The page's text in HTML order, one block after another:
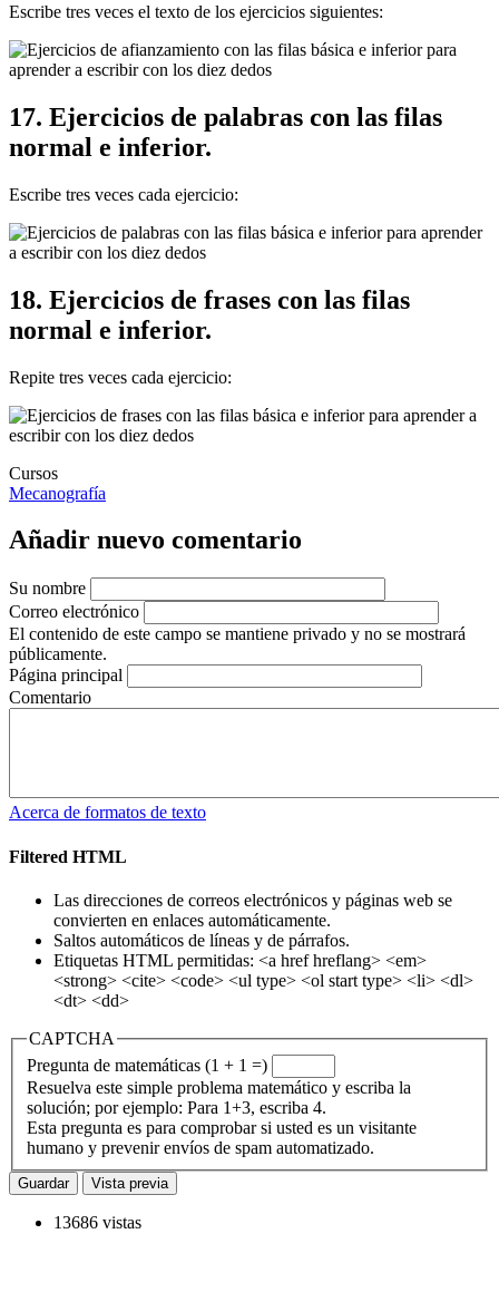
Escribe tres veces el texto de los ejercicios siguientes:
17. Ejercicios de palabras con las filas
normal e inferior.
Escribe tres veces cada ejercicio:
18. Ejercicios de frases con las filas
normal e inferior.
Repite tres veces cada ejercicio:
Cursos
Mecanografía
Añadir nuevo comentario
Su nombre
Correo electrónico
El contenido de este campo se mantiene privado y no se mostrará
públicamente.
Página principal
Comentario
Acerca de formatos de texto
Filtered HTML
Las direcciones de correos electrónicos y páginas web se
convierten en enlaces automáticamente.
Saltos automáticos de líneas y de párrafos.
Etiquetas HTML permitidas: <a href hreflang> <em>
<strong> <cite> <code> <ul type> <ol start type> <li> <dl>
<dt> <dd>
CAPTCHA
Pregunta de matemáticas (1 + 1 =)
Resuelva este simple problema matemático y escriba la
solución; por ejemplo: Para 1+3, escriba 4.
Esta pregunta es para comprobar si usted es un visitante
humano y prevenir envíos de spam automatizado.
13686 vistas